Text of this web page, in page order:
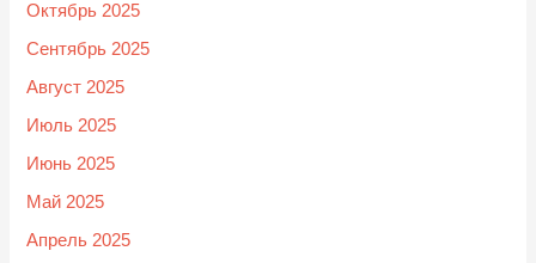
Октябрь 2025
Сентябрь 2025
Август 2025
Июль 2025
Июнь 2025
Май 2025
Апрель 2025